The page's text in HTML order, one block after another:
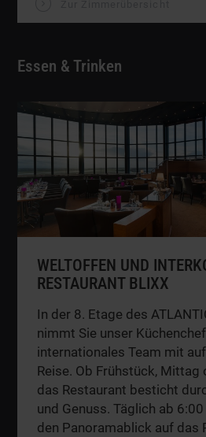
Essen & Trinken
WELTOFFEN UND
RESTAURANT BLIXX
In der 8. Etage des
nimmt Sie unser
internationales Team mit
Reise. Ob Frühstück, Mittag
das Restaurant besticht
und Genuss. Täglich ab
den Panoramablick auf das